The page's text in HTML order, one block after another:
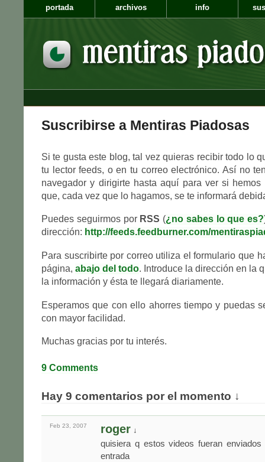
portada archivos info
Suscribirse a Mentiras Piadosas
Si te gusta este blog, tal vez quieras recibir todo lo
tu lector feeds, o en tu correo electrónico. Así no
navegador y dirigirte hasta aquí para ver si hemos
que, cada vez que lo hagamos, se te informará
Puedes seguirmos por RSS (¿no sabes lo que es?
dirección: http://feeds.feedburner.com/
Para suscribirte por correo utiliza el formulario que
página, abajo del todo. Introduce la dirección en la
la información y ésta te llegará diariamente.
Esperamos que con ello ahorres tiempo y puedas
con mayor facilidad.
Muchas gracias por tu interés.
9 Comments
Hay 9 comentarios por el momento ↓
Feb 23, 2007 roger ↓
quisiera q estos videos fueran
entrada